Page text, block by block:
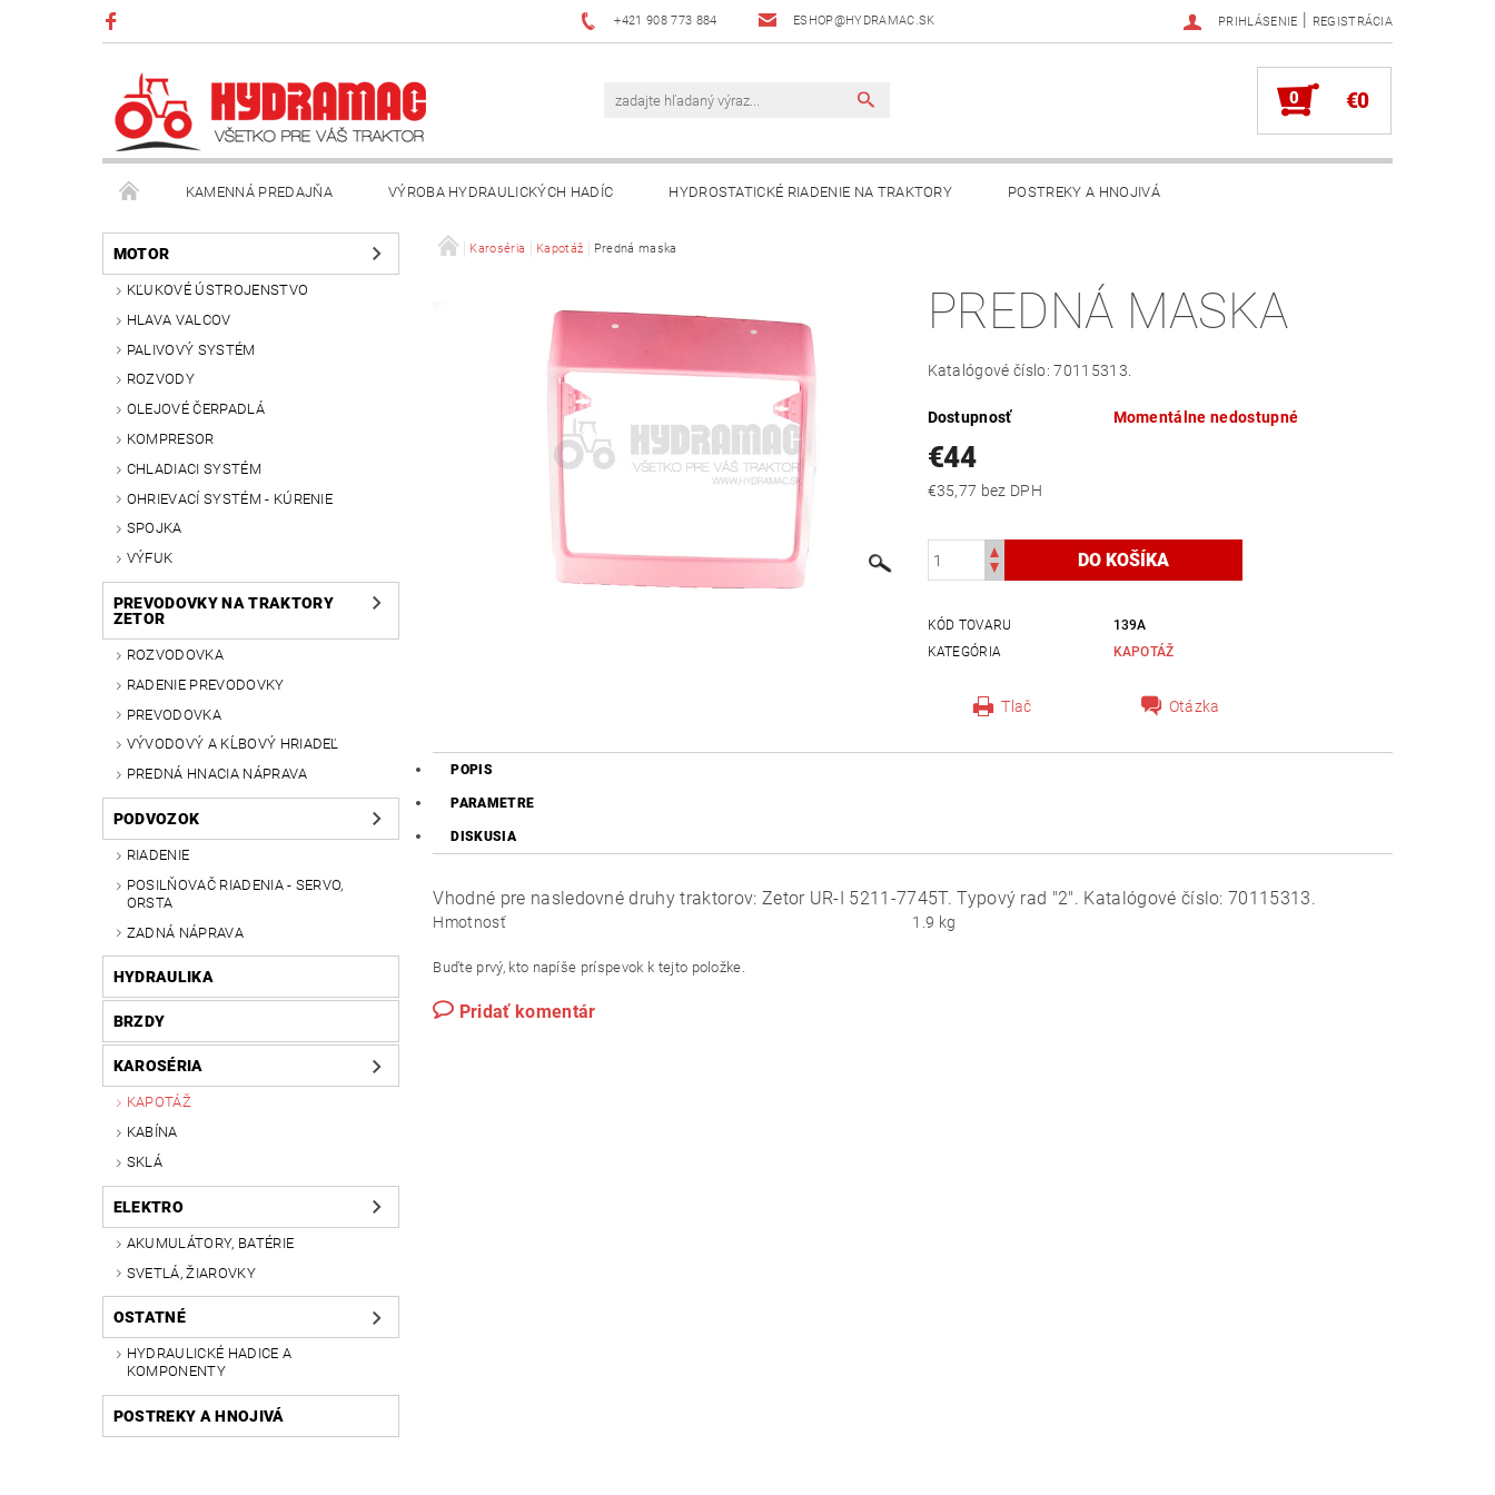
+421 908 773 884 ESHOP@HYDRAMAC.SK PRIHLÁSENIE | REGISTRÁCIA
0 €0
KAMENNÁ PREDAJŇA VÝROBA HYDRAULICKÝCH HADÍC HYDROSTATICKÉ RIADENIE NA TRAKTORY POSTREKY A HNOJIVÁ
VŠEOBECNÉ OBCHODNÉ PODMIENKY KONTAKT AKO NAKUPOVAŤ?
MOTOR
KĽUKOVÉ ÚSTROJENSTVO
HLAVA VALCOV
PALIVOVÝ SYSTÉM
ROZVODY
OLEJOVÉ ČERPADLÁ
KOMPRESOR
CHLADIACI SYSTÉM
OHRIEVACÍ SYSTÉM - KÚRENIE
SPOJKA
VÝFUK
PREVODOVKY NA TRAKTORY
ZETOR
ROZVODOVKA
RADENIE PREVODOVKY
PREVODOVKA
VÝVODOVÝ A KĹBOVÝ HRIADEĽ
PREDNÁ HNACIA NÁPRAVA
PODVOZOK
RIADENIE
POSILŇOVAČ RIADENIA - SERVO,
ORSTA
ZADNÁ NÁPRAVA
HYDRAULIKA
BRZDY
KAROSÉRIA
KAPOTÁŽ
KABÍNA
SKLÁ
ELEKTRO
AKUMULÁTORY, BATÉRIE
SVETLÁ, ŽIAROVKY
OSTATNÉ
HYDRAULICKÉ HADICE A
KOMPONENTY
POSTREKY A HNOJIVÁ
Karoséria Kapotáž Predná maska
PREDNÁ MASKA
Katalógové číslo: 70115313.
Dostupnosť Momentálne nedostupné
€44
€35,77 bez DPH
KÓD TOVARU
139A
KATEGÓRIA
KAPOTÁŽ
Tlač Otázka
POPIS
PARAMETRE
DISKUSIA
Vhodné pre nasledovné druhy traktorov: Zetor UR-I 5211-7745T. Typový rad "2". Katalógové číslo: 70115313.
Hmotnosť 1.9 kg
Buďte prvý, kto napíše príspevok k tejto položke.
Pridať komentár